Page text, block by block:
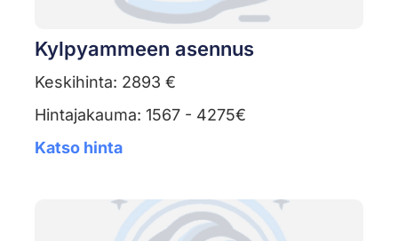
Kylpyammeen asennus
Keskihinta: 2893 €
Hintajakauma: 1567 - 4275€
Katso hinta